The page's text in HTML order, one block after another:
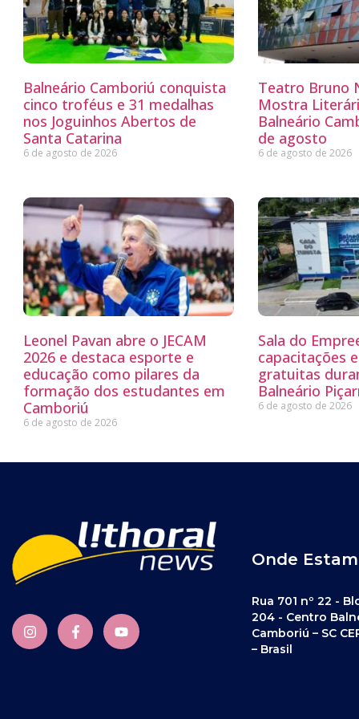
Balneário Camboriú conquista
cinco troféus e 31 medalhas
nos Joguinhos Abertos de
Santa Catarina
6 de agosto de 2026
Teatro Bruno
Mostra
Balneário
de agosto
6 de agosto de 2026
Leonel Pavan abre o JECAM
2026 e destaca esporte e
educação como pilares da
formação dos estudantes em
Camboriú
6 de agosto de 2026
Sala do
capacitações
gratuitas
Balneário
6 de agosto de 2026
Onde
Rua 701 nº 22 -
204 - Centro
Camboriú – SC
– Brasil